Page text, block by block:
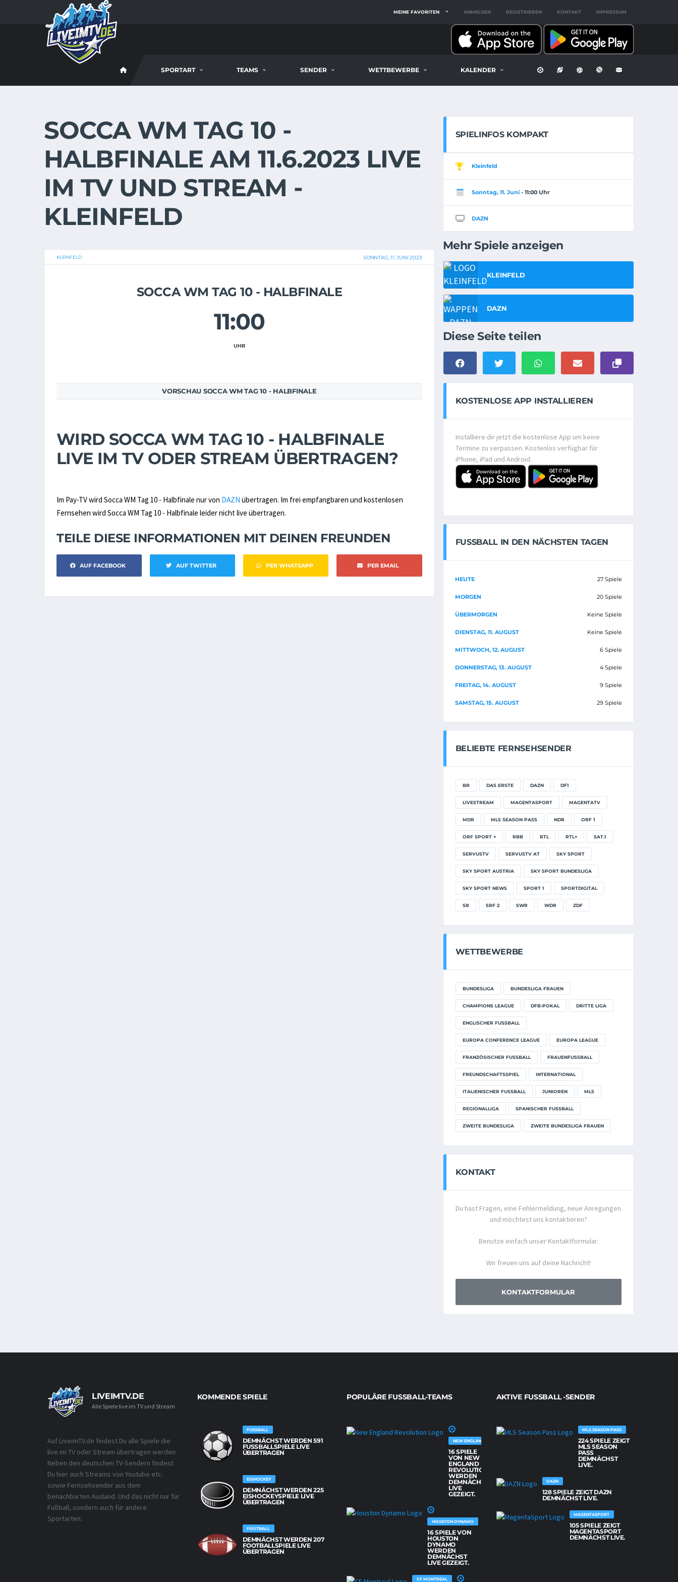
MEINE FAVORITEN ANMELDEN REGISTRIEREN KONTAKT IMPRESSUM
SPORTART TEAMS SENDER WETTBEWERBE KALENDER
SOCCA WM TAG 10 -
HALBFINALE AM 11.6.2023 LIVE
IM TV UND STREAM -
KLEINFELD
KLEINFELD SONNTAG, 11. JUNI 2023
SOCCA WM TAG 10 - HALBFINALE
11:00
UHR
VORSCHAU SOCCA WM TAG 10 - HALBFINALE
WIRD SOCCA WM TAG 10 - HALBFINALE
LIVE IM TV ODER STREAM ÜBERTRAGEN?
Im Pay-TV wird Socca WM Tag 10 - Halbfinale nur von DAZN übertragen. Im frei empfangbaren und kostenlosen
Fernsehen wird Socca WM Tag 10 - Halbfinale leider nicht live übertragen.
TEILE DIESE INFORMATIONEN MIT DEINEN FREUNDEN
AUF FACEBOOK AUF TWITTER PER WHATSAPP PER EMAIL
SPIELINFOS KOMPAKT
Kleinfeld
Sonntag, 11. Juni- 11:00 Uhr
DAZN
Mehr Spiele anzeigen
KLEINFELD
DAZN
Diese Seite teilen
KOSTENLOSE APP INSTALLIEREN
Installiere dir jetzt die kostenlose App um keine
Termine zu verpassen. Kostenlos verfügbar für
iPhone, iPad und Android.
FUSSBALL IN DEN NÄCHSTEN TAGEN
HEUTE 27 Spiele
MORGEN 20 Spiele
ÜBERMORGEN Keine Spiele
DIENSTAG, 11. AUGUST Keine Spiele
MITTWOCH, 12. AUGUST 6 Spiele
DONNERSTAG, 13. AUGUST 4 Spiele
FREITAG, 14. AUGUST 9 Spiele
SAMSTAG, 15. AUGUST 29 Spiele
BELIEBTE FERNSEHSENDER
BR DAS ERSTE DAZN DF1
LIVESTREAM MAGENTASPORT MAGENTATV
MDR MLS SEASON PASS NDR ORF 1
ORF SPORT + RBB RTL RTL+ SAT.1
SERVUSTV SERVUSTV AT SKY SPORT
SKY SPORT AUSTRIA SKY SPORT BUNDESLIGA
SKY SPORT NEWS SPORT 1 SPORTDIGITAL
SR SRF 2 SWR WDR ZDF
WETTBEWERBE
BUNDESLIGA BUNDESLIGA FRAUEN
CHAMPIONS LEAGUE DFB-POKAL DRITTE LIGA
ENGLISCHER FUSSBALL
EUROPA CONFERENCE LEAGUE EUROPA LEAGUE
FRANZÖSISCHER FUSSBALL FRAUENFUSSBALL
FREUNDSCHAFTSSPIEL INTERNATIONAL
ITALIENISCHER FUSSBALL JUNIOREN MLS
REGIONALLIGA SPANISCHER FUSSBALL
ZWEITE BUNDESLIGA ZWEITE BUNDESLIGA FRAUEN
KONTAKT
Du hast Fragen, eine Fehlermeldung, neue Anregungen
und möchtest uns kontaktieren?
Benutze einfach unser Kontaktformular.
Wir freuen uns auf deine Nachricht!
KONTAKTFORMULAR
LIVEIMTV.DE
Alle Spiele live im TV und Stream
Auf LiveimTV.de findest Du alle Spiele die
live im TV oder Stream übertragen werden.
Neben den deutschen TV-Sendern findest
Du hier auch Streams von Youtube etc.
sowie Fernsehsender aus dem
benachbarten Ausland. Und das nicht nur für
Fußball, sondern auch für andere
Sportarten.
KOMMENDE SPIELE
FUSSBALL
DEMNÄCHST WERDEN 591
FUSSBALLSPIELE LIVE Ü
BERTRAGEN
EISHOCKEY
DEMNÄCHST WERDEN 225
EISHOCKEYSPIELE LIVE
ÜBERTRAGEN
FOOTBALL
DEMNÄCHST WERDEN 207
FOOTBALLSPIELE LIVE
ÜBERTRAGEN
POPULÄRE FUSSBALL-TEAMS
NEW ENGLAND REVOLUTION
16 SPIELE
VON NEW
ENGLAND
REVOLUTION
WERDEN
DEMNÄCHST
LIVE
GEZEIGT.
HOUSTON DYNAMO
16 SPIELE VON
HOUSTON
DYNAMO
WERDEN
DEMNÄCHST
LIVE GEZEIGT.
CF MONTREAL
AKTIVE FUSSBALL -SENDER
MLS SEASON PASS
224 SPIELE ZEIGT
MLS SEASON
PASS
DEMNÄCHST
LIVE.
DAZN
128 SPIELE ZEIGT DAZN
DEMNÄCHST LIVE.
MAGENTASPORT
105 SPIELE ZEIGT
MAGENTASPORT
DEMNÄCHST LIVE.